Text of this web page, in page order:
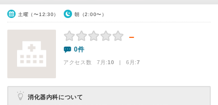
土曜（〜12:30） 朝（2:00〜）
－
0件
アクセス数 7月:10 | 6月:7
消化器内科について